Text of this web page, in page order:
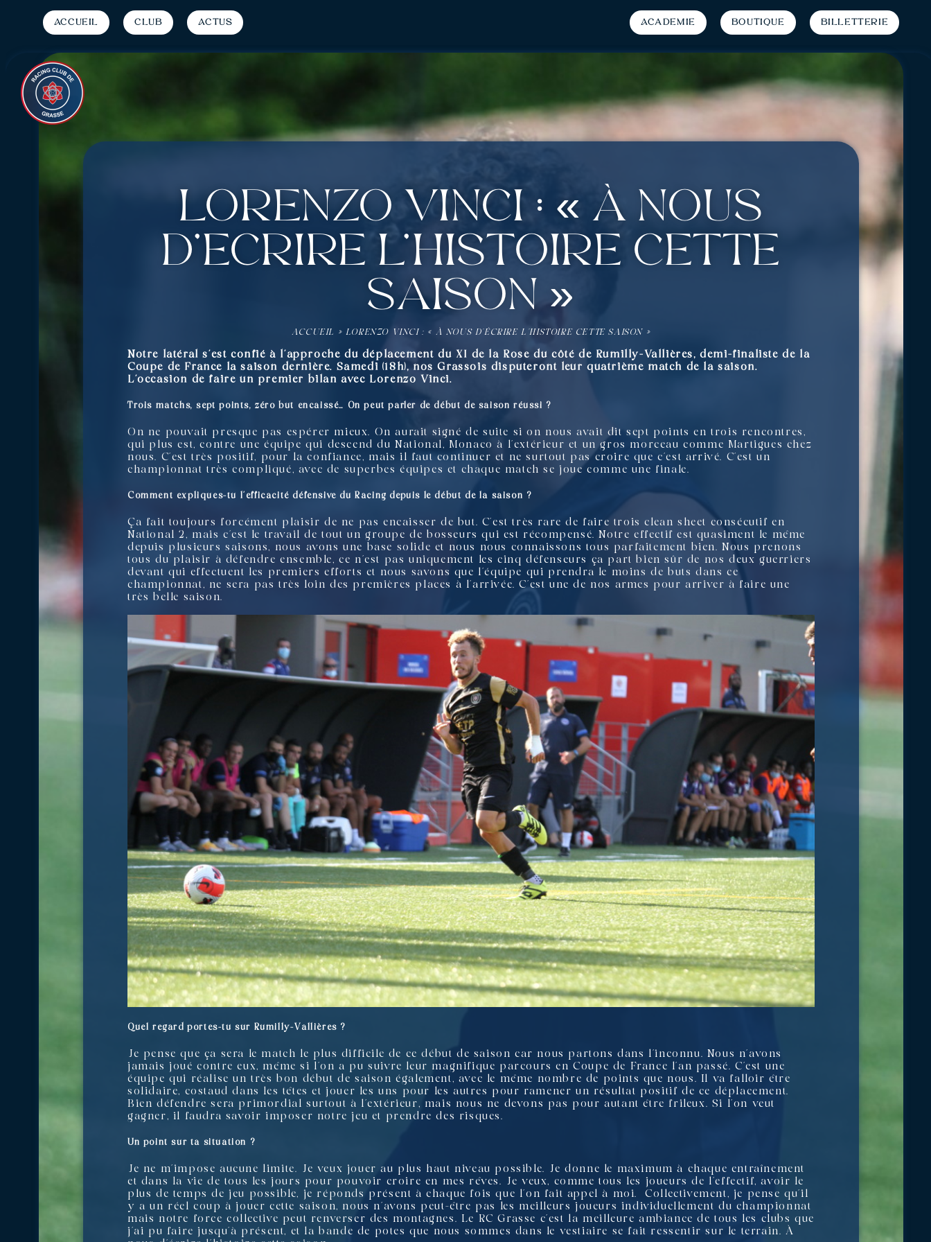
Accueil Club Actus Académie Boutique Billetterie
Lorenzo Vinci : « À nous
d’écrire l’histoire cette
saison »
ACCUEIL » LORENZO VINCI : « À NOUS D’ÉCRIRE L’HISTOIRE CETTE SAISON »
Notre latéral s’est confié à l’approche du déplacement du XI de la Rose du côté de Rumilly-Vallières, demi-finaliste de la
Coupe de France la saison dernière. Samedi (18h), nos Grassois disputeront leur quatrième match de la saison.
L’occasion de faire un premier bilan avec Lorenzo Vinci.
Trois matchs, sept points, zéro but encaissé… On peut parler de début de saison réussi ?
On ne pouvait presque pas espérer mieux. On aurait signé de suite si on nous avait dit sept points en trois rencontres,
qui plus est, contre une équipe qui descend du National, Monaco à l’extérieur et un gros morceau comme Martigues chez
nous. C’est très positif, pour la confiance, mais il faut continuer et ne surtout pas croire que c’est arrivé. C’est un
championnat très compliqué, avec de superbes équipes et chaque match se joue comme une finale.
Comment expliques-tu l’efficacité défensive du Racing depuis le début de la saison ?
Ça fait toujours forcément plaisir de ne pas encaisser de but. C’est très rare de faire trois clean sheet consécutif en
National 2, mais c’est le travail de tout un groupe de bosseurs qui est récompensé. Notre effectif est quasiment le même
depuis plusieurs saisons, nous avons une base solide et nous nous connaissons tous parfaitement bien. Nous prenons
tous du plaisir à défendre ensemble, ce n’est pas uniquement les cinq défenseurs ça part bien sûr de nos deux guerriers
devant qui effectuent les premiers efforts et nous savons que l’équipe qui prendra le moins de buts dans ce
championnat, ne sera pas très loin des premières places à l’arrivée. C’est une de nos armes pour arriver à faire une
très belle saison.
Quel regard portes-tu sur Rumilly-Vallières ?
Je pense que ça sera le match le plus difficile de ce début de saison car nous partons dans l’inconnu. Nous n’avons
jamais joué contre eux, même si l’on a pu suivre leur magnifique parcours en Coupe de France l’an passé. C’est une
équipe qui réalise un très bon début de saison également, avec le même nombre de points que nous. Il va falloir être
solidaire, costaud dans les têtes et jouer les uns pour les autres pour ramener un résultat positif de ce déplacement.
Bien défendre sera primordial surtout à l’extérieur, mais nous ne devons pas pour autant être frileux. Si l’on veut
gagner, il faudra savoir imposer notre jeu et prendre des risques.
Un point sur ta situation ?
Je ne m’impose aucune limite. Je veux jouer au plus haut niveau possible. Je donne le maximum à chaque entraînement
et dans la vie de tous les jours pour pouvoir croire en mes rêves. Je veux, comme tous les joueurs de l’effectif, avoir le
plus de temps de jeu possible, je réponds présent à chaque fois que l’on fait appel à moi. Collectivement, je pense qu’il
y a un réel coup à jouer cette saison, nous n’avons peut-être pas les meilleurs joueurs individuellement du championnat
mais notre force collective peut renverser des montagnes. Le RC Grasse c’est la meilleure ambiance de tous les clubs que
j’ai pu faire jusqu’à présent, et la bande de potes que nous sommes dans le vestiaire se fait ressentir sur le terrain. À